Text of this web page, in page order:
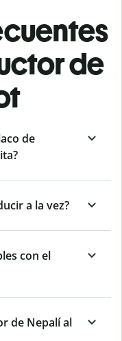
de
de
a la vez?
con el
de Nepalí al